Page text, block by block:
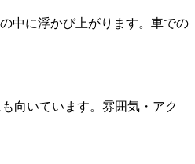
中に浮かび上がります。車での
向いています。雰囲気・アク